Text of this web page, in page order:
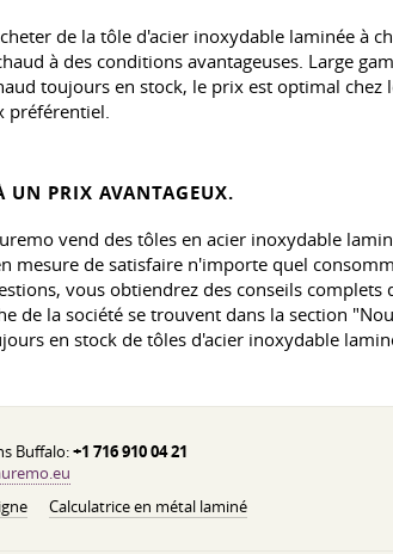
de la tôle d'acier inoxydable laminée à
à des conditions avantageuses. Large
toujours en stock, le prix est optimal
préférentiel.
UN PRIX AVANTAGEUX.
vend des tôles en acier inoxydable
mesure de satisfaire n'importe quel
vous obtiendrez des conseils
de la société se trouvent dans la section
en stock de tôles d'acier inoxydable
Buffalo:+1 716 910 04 21
Calculatrice en métal laminé